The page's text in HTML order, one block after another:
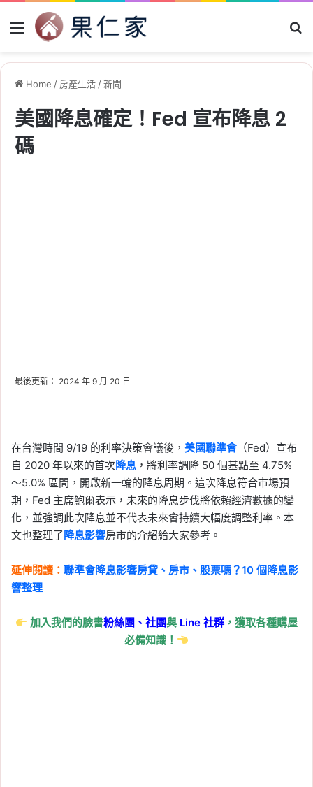
Menu
Home / 房產生活/新聞
美國降息確定！Fed 宣布降息 2
碼
最後更新： 2024 年 9 月 20 日
在台灣時間 9/19 的利率決策會議後， 美國聯準會（Fed）宣布
自 2020 年以來的首次降息 ，將利率調降 50 個基點至 4.75%
～5.0% 區間，開啟新一輪的降息周期。這次降息符合市場預
期，Fed 主席鮑爾表示，未來的降息步伐將依賴經濟數據的變
化，並強調此次降息並不代表未來會持續大幅度調整利率。本
文也整理了 降息影響房市的介紹給大家參考。
延伸閱讀： 聯準會降息影響房貸、房市、股票嗎？10 個降息影
響整理
加入我們的臉書粉絲團、社團與 Line社群 ，獲取各種購屋
必備知識！